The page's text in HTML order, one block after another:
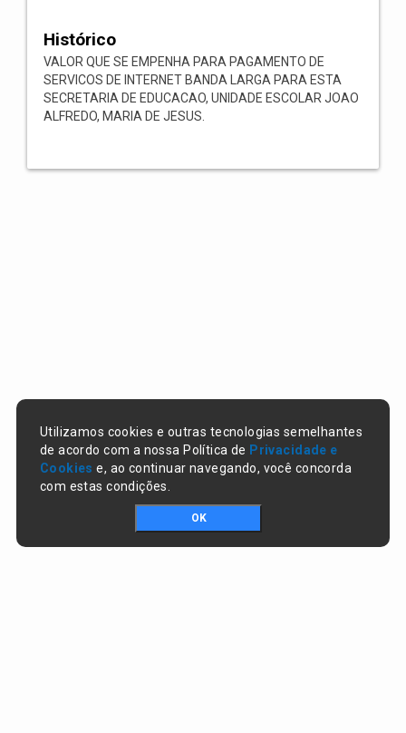
Histórico
VALOR QUE SE EMPENHA PARA PAGAMENTO DE
SERVICOS DE INTERNET BANDA LARGA PARA ESTA
SECRETARIA DE EDUCACAO, UNIDADE ESCOLAR JOAO
ALFREDO, MARIA DE JESUS.
Utilizamos cookies e outras tecnologias semelhantes
de acordo com a nossa Política de Privacidade e
Cookies e, ao continuar navegando, você concorda
com estas condições.
OK